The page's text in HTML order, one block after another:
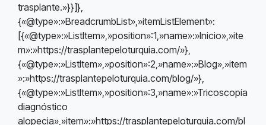
trasplante.»}}]},
{«@type»:»BreadcrumbList»,»itemListElement»:
[{«@type»:»ListItem»,»position»:1,»name»:»Inicio»,»ite
m»:»https://trasplantepeloturquia.com/»},
{«@type»:»ListItem»,»position»:2,»name»:»Blog»,»item
»:»https://trasplantepeloturquia.com/blog/»},
{«@type»:»ListItem»,»position»:3,»name»:»Tricoscopía
diagnóstico
alopecia»,»item»:»https://trasplantepeloturquia.com/bl